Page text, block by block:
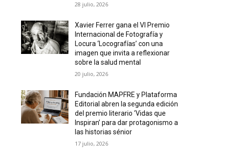
28 julio, 2026
Xavier Ferrer gana el VI Premio
Internacional de Fotografía y
Locura ‘Locografías’ con una
imagen que invita a reflexionar
sobre la salud mental
20 julio, 2026
Fundación MAPFRE y Plataforma
Editorial abren la segunda edición
del premio literario ‘Vidas que
Inspiran’ para dar protagonismo a
las historias sénior
17 julio, 2026